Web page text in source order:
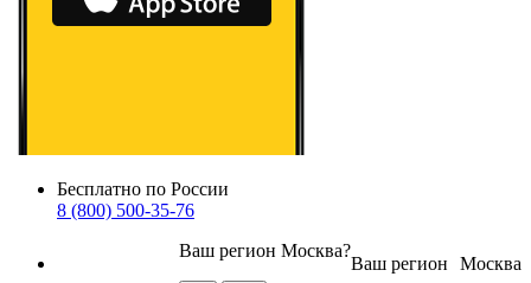
Бесплатно по России
8 (800) 500-35-76
Москва
Ваш регион
Ваш регион Москва?